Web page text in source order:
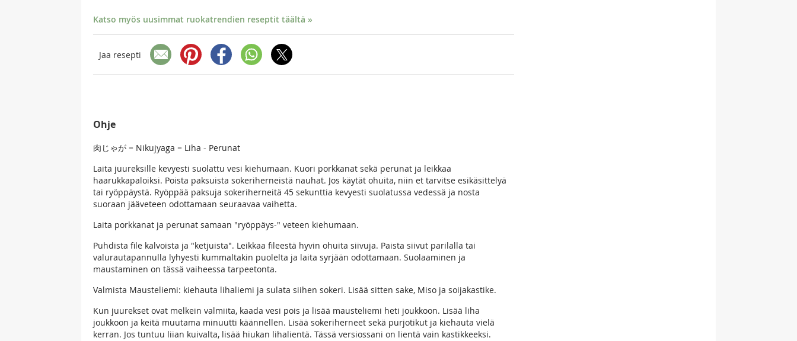
Katso myös uusimmat ruokatrendien reseptit täältä »
Jaa resepti
Ohje
肉じゃが = Nikujyaga = Liha - Perunat
Laita juureksille kevyesti suolattu vesi kiehumaan. Kuori porkkanat sekä perunat ja leikkaa
haarukkapaloiksi. Poista paksuista sokeriherneistä nauhat. Jos käytät ohuita, niin et tarvitse esikäsittelyä
tai ryöppäystä. Ryöppää paksuja sokeriherneitä 45 sekunttia kevyesti suolatussa vedessä ja nosta
suoraan jääveteen odottamaan seuraavaa vaihetta.
Laita porkkanat ja perunat samaan "ryöppäys-" veteen kiehumaan.
Puhdista file kalvoista ja "ketjuista". Leikkaa fileestä hyvin ohuita siivuja. Paista siivut parilalla tai
valurautapannulla lyhyesti kummaltakin puolelta ja laita syrjään odottamaan. Suolaaminen ja
maustaminen on tässä vaiheessa tarpeetonta.
Valmista Mausteliemi: kiehauta lihaliemi ja sulata siihen sokeri. Lisää sitten sake, Miso ja soijakastike.
Kun juurekset ovat melkein valmiita, kaada vesi pois ja lisää mausteliemi heti joukkoon. Lisää liha
joukkoon ja keitä muutama minuutti käännellen. Lisää sokeriherneet sekä purjotikut ja kiehauta vielä
kerran. Jos tuntuu liian kuivalta, lisää hiukan lihalientä. Tässä versiossani on lientä vain kastikkeeksi.